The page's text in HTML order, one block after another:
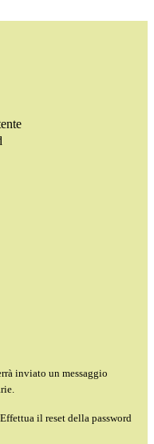
inviato un messaggio
il reset della password